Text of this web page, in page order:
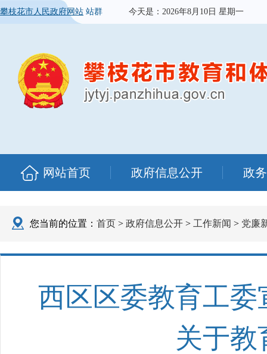
攀枝花市人民政府网站 站群 今天是： 2026年8月10日 星期一
网站首页 政府信息公开 政
您当前的位置： 首页 > 政府信息公开 > 工作新闻 > 党廉
西区区委教育工
关于教